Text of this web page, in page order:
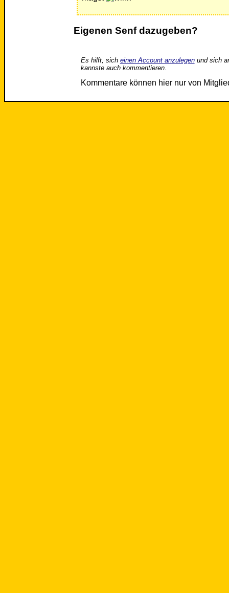
Eigenen Senf dazugeben?
Es hilft, sich einen Account anzulegenund sich
kannste auch kommentieren.
Kommentare können hier nur von